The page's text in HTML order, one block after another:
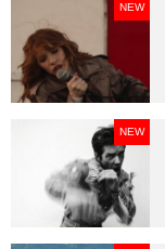
NEW
NEW